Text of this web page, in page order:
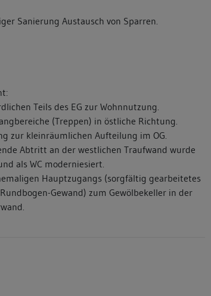
Sanierung Austausch von Sparren.
Teils des EG zur Wohnnutzung.
(Treppen) in östliche Richtung.
zur kleinräumlichen Aufteilung im OG.
Abtritt an der westlichen Traufwand wurde
als WC moderniesiert.
Hauptzugangs (sorgfältig gearbeitetes
Gewand) zum Gewölbekeller in der